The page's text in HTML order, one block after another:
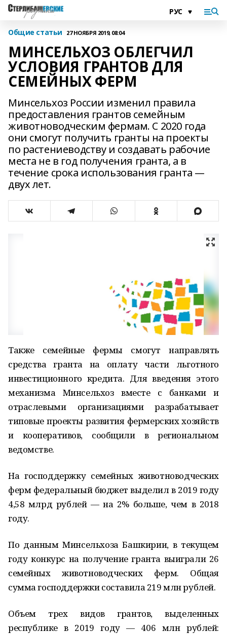
Общие статьи 27 НОЯБРЯ 2019, 08:04
МИНСЕЛЬХОЗ ОБЛЕГЧИЛ
УСЛОВИЯ ГРАНТОВ ДЛЯ
СЕМЕЙНЫХ ФЕРМ
Минсельхоз России изменил правила
предоставления грантов семейным
животноводческим фермам. С 2020 года
они смогут получить гранты на проекты
по растениеводству и создавать рабочие
места не в год получения гранта, а в
течение срока использования гранта —
двух лет.
Также семейные фермы смогут направлять
средства гранта на оплату части льготного
инвестиционного кредита. Для введения этого
механизма Минсельхоз вместе с банками и
отраслевыми организациями разрабатывает
типовые проекты развития фермерских хозяйств
и кооперативов, сообщили в региональном
ведомстве.
На господдержку семейных животноводческих
ферм федеральный бюджет выделил в 2019 году
4,58 млрд рублей — на 2% больше, чем в 2018
году.
По данным Минсельхоза Башкирии, в текущем
году конкурс на получение гранта выиграли 26
семейных животноводческих ферм. Общая
сумма господдержки составила 219 млн рублей.
Объем трех видов грантов, выделенных
республике в 2019 году — 406 млн рублей: